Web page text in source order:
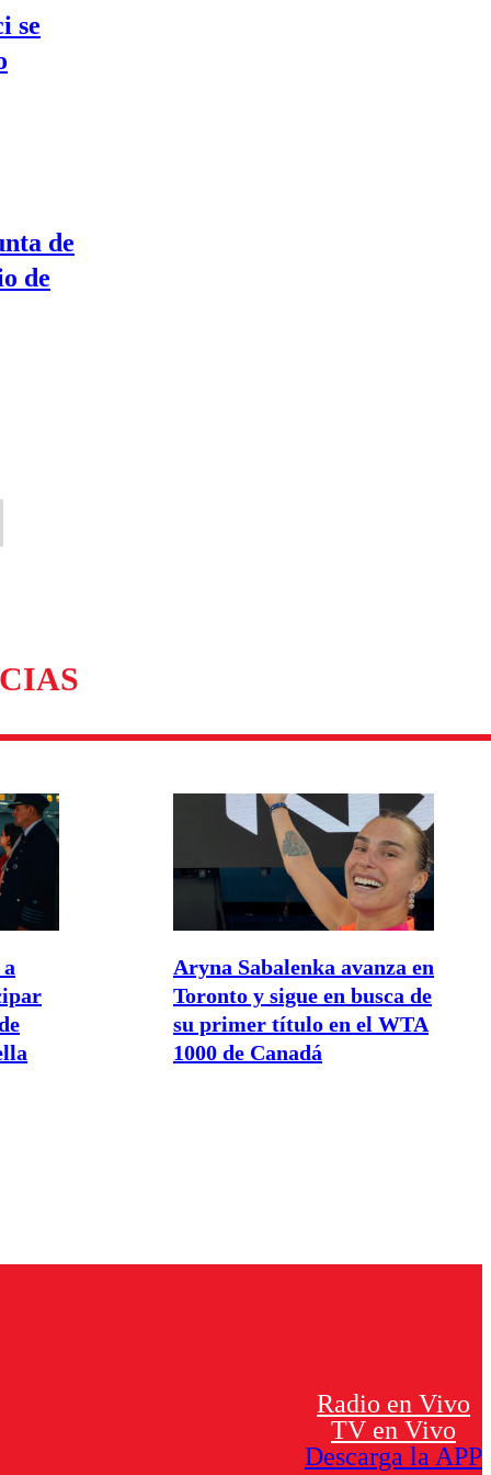
se
de
de
Aryna Sabalenka avanza en
Toronto y sigue en busca de
su primer título en el WTA
1000 de Canadá
Radio en Vivo
TV en Vivo
Descarga la APP